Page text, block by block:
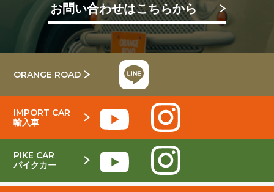
お問い合わせはこちらから
ORANGE ROAD
IMPORT CAR
輸入車
PIKE CAR
パイクカー